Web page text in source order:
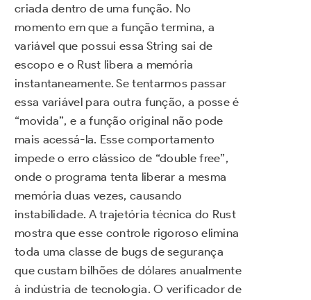
criada dentro de uma função. No
momento em que a função termina, a
variável que possui essa String sai de
escopo e o Rust libera a memória
instantaneamente. Se tentarmos passar
essa variável para outra função, a posse é
“movida”, e a função original não pode
mais acessá-la. Esse comportamento
impede o erro clássico de “double free”,
onde o programa tenta liberar a mesma
memória duas vezes, causando
instabilidade. A trajetória técnica do Rust
mostra que esse controle rigoroso elimina
toda uma classe de bugs de segurança
que custam bilhões de dólares anualmente
à indústria de tecnologia. O verificador de